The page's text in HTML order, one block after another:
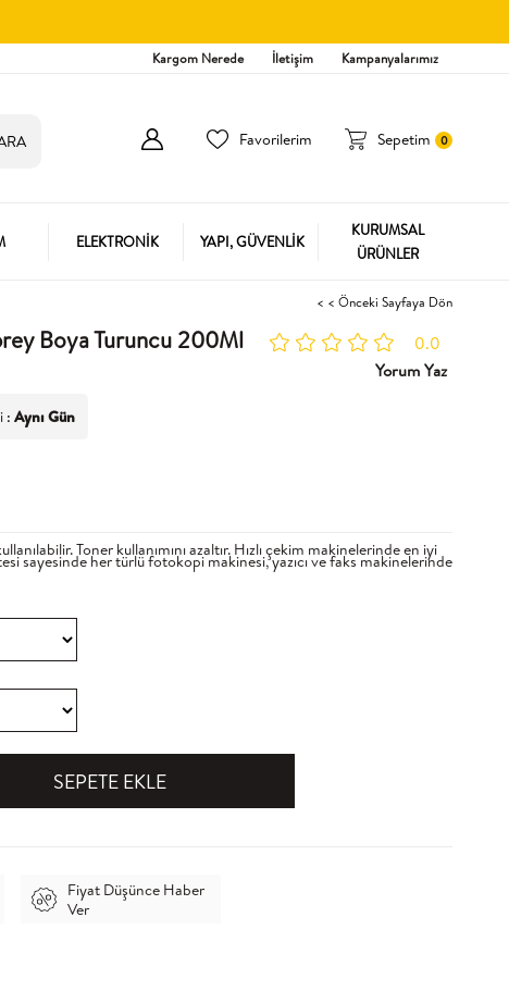
Kargom Nerede İletişim Kampanyalarımız
Sepetim 0
Favorilerim
ELEKTRONİK YAPI, GÜVENLİK
KURUMSAL
ÜRÜNLER
< < Önceki Sayfaya Dön
Boya Turuncu 200Ml
0.0
Yorum Yaz
: Aynı Gün
Toner kullanımını azaltır. Hızlı çekim makinelerinde en iyi
sayesinde her türlü fotokopi makinesi, yazıcı ve faks makinelerinde
Fiyat Düşünce Haber
Ver